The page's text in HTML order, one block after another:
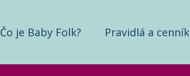
Čo je Baby Folk? Pravidlá a cenník